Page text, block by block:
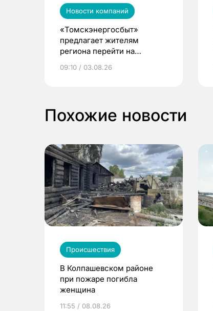
Новости компаний
«Томскэнергосбыт»
предлагает жителям
региона перейти на
выиграть призы
09:10 / 03.08.26
Похожие новости
Происшествия
В Колпашевском районе
при пожаре погибла
женщина
11:55 / 08.08.26